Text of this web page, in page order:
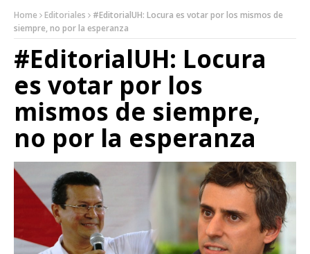
Home Editoriales
#EditorialUH: Locura es votar por los mismos de
siempre, no por la esperanza
#EditorialUH: Locura
es votar por los
mismos de siempre,
no por la esperanza